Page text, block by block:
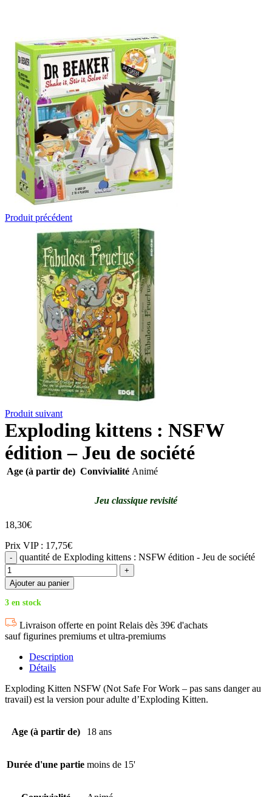
Produit précédent
Produit suivant
Exploding kittens : NSFW
édition – Jeu de société
Age (à partir de) Convivialité Animé
Jeu classique revisité
18,30€
Prix VIP : 17,75€
quantité de Exploding kittens : NSFW édition - Jeu de société
Ajouter au panier
3 en stock
Livraison offerte en point Relais dès 39€ d'achats
sauf figurines premiums et ultra-premiums
Description
Détails
Exploding Kitten NSFW (Not Safe For Work – pas sans danger au
travail) est la version pour adulte d’Exploding Kitten.
Age (à partir de) 18 ans
Durée d'une partie moins de 15'